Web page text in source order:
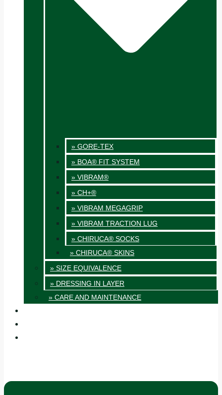
» GORE-TEX
» BOA® FIT SYSTEM
» VIBRAM®
» CH+®
» VIBRAM MEGAGRIP
» VIBRAM TRACTION LUG
» CHIRUCA® SOCKS
» CHIRUCA® SKINS
» SIZE EQUIVALENCE
» DRESSING IN LAYER
» CARE AND MAINTENANCE